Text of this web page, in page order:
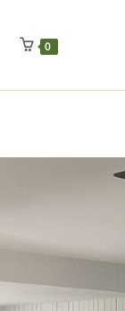
Drueckerpro
Luftkuhlen Zauberfan
0